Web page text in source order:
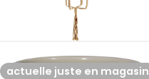
actuelle juste en magasin